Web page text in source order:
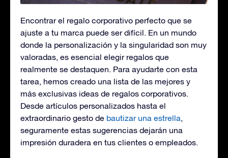
Encontrar el regalo corporativo perfecto que se
ajuste a tu marca puede ser difícil. En un mundo
donde la personalización y la singularidad son muy
valoradas, es esencial elegir regalos que
realmente se destaquen. Para ayudarte con esta
tarea, hemos creado una lista de las mejores y
más exclusivas ideas de regalos corporativos.
Desde artículos personalizados hasta el
extraordinario gesto de bautizar una estrella,
seguramente estas sugerencias dejarán una
impresión duradera en tus clientes o empleados.